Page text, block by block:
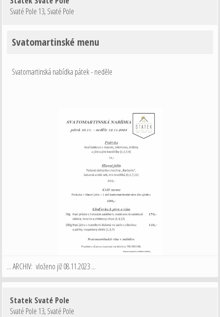
Svaté Pole 13,Svaté Pole
Svatomartinské menu
Svatomartinská nabídka pátek - neděle
... ARCHIV: vloženo již 08.11.2023 ...
Statek Svaté Pole
Svaté Pole 13,Svaté Pole